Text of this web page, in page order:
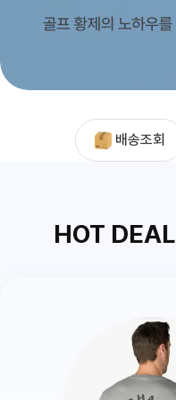
배송조회
HOT DEAL